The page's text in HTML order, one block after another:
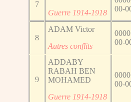
7
Guerre 1914-1918
00-
8
ADAM Victor
Autres conflits
00-
9
ADDABY
RABAH BEN
MOHAMED
Guerre 1914-1918
00-